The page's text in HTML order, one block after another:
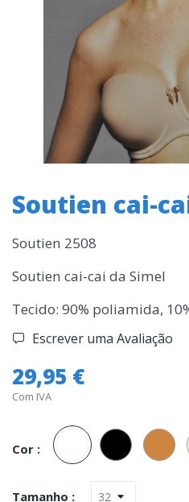
Soutien cai-
Soutien 2508
Soutien cai-cai da Simel
Tecido: 90% poliamida,
Escrever uma Avaliação
29,95 €
Com IVA
Cor :
Branco Preto
Tamanho :